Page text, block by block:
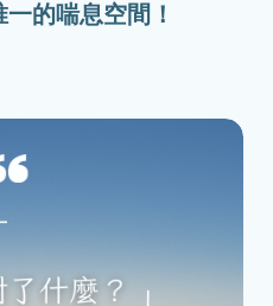
的喘息空間！